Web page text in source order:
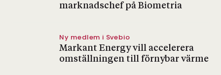
marknadschef på Biometria
Ny medlem i Svebio
Markant Energy vill accelerera
omställningen till förnybar värme